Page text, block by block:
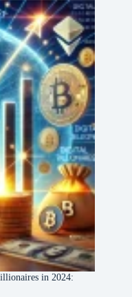
in 2024: